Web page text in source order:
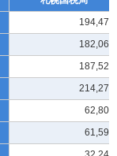
194,472
182,066
187,524
214,272
62,801
61,597